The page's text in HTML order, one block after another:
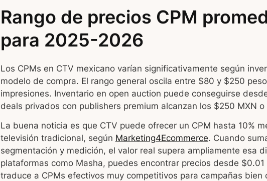
Rango de precios CPM
para 2025-2026
Los CPMs en CTV mexicano varían significativamente según
modelo de compra. El rango general oscila entre $80 y $250
impresiones. Inventario en open auction puede conseguirse
deals privados con publishers premium alcanzan los $250 MXN o
La buena noticia es que CTV puede ofrecer un CPM hasta 10%
televisión tradicional, según Marketing4Ecommerce. Cuando
segmentación y medición, el valor real supera ampliamente esa
plataformas como Masha, puedes encontrar precios desde
traduce a CPMs efectivos muy competitivos para campañas bien